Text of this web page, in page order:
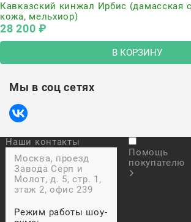
Кавказский кинжал Ирбис (дамасская
кожа, мельхиор)
28 200 ₽
В КОРЗИНУ
Мы в соц сетях
Наши контакты
Москва, проезд
Завода Серп и
Молот, д. 5, стр. 1,
этаж 2, офис 239
Режим работы шоу-
Помощь
покупателю